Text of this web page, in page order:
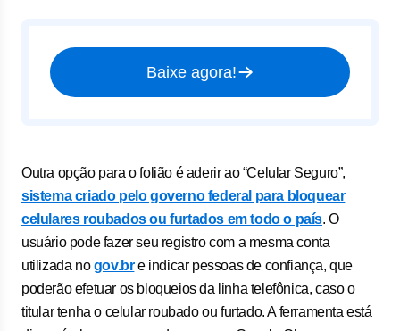
Baixe agora!
Outra opção para o folião é aderir ao “Celular Seguro”,
sistema criado pelo governo federal para bloquear
celulares roubados ou furtados em todo o país. O
usuário pode fazer seu registro com a mesma conta
utilizada nogov.bre indicar pessoas de confiança, que
poderão efetuar os bloqueios da linha telefônica, caso o
titular tenha o celular roubado ou furtado. A ferramenta está